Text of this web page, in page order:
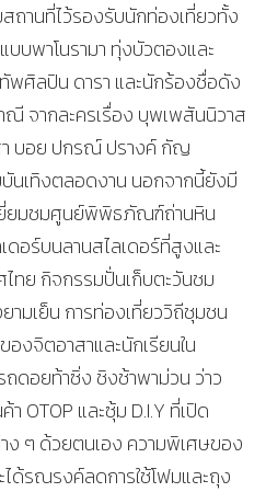
ถานที่ไว้รองรับนักท่องเที่ยวทั้ง
บพาโนรามา ทุ่งบัวตองและ
ศิลปิน ดารา และนักร้องชื่อดัง
ณี จากละครเรื่อง บุพเพสันนิวาส
บอย ปกรณ์ ปรางค์ กัญ
เทิงตลอดงาน นอกจากนี้ยังมี
ยี่ยมชมศูนย์พิพิธภัณฑ์ถ่านหิน
อร์บนลานสไลเดอร์ที่สูงและ
ทย กิจกรรมปั่นเก็บตะวันชม
มเย็น การท่องเที่ยววิถีชุมชน
จิตอาสาและนักเรียนใน
ดอยท้าซิ่ง ชิงช้าพาม่วน ว่าว
OTOP และซุ้ม D.I.Y ที่เปิด
ง ๆ ด้วยตนเอง ความพิเศษของ
ได้รณรงค์ลดการใช้โฟมและถุง